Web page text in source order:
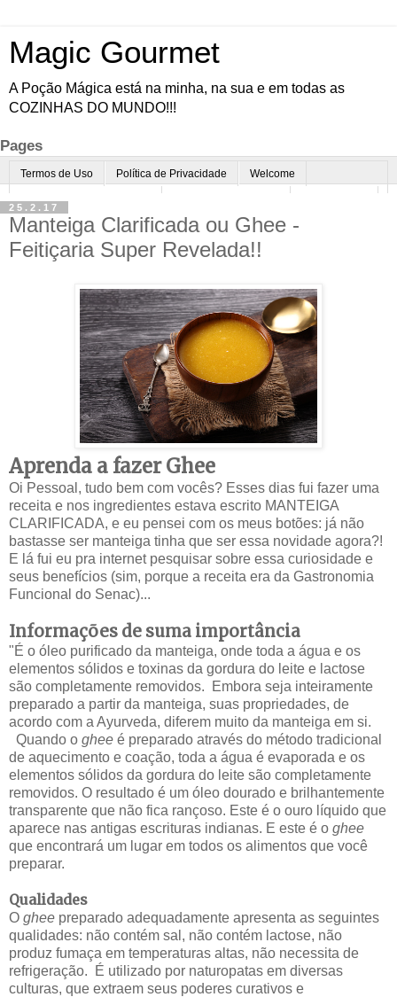
Magic Gourmet
A Poção Mágica está na minha, na sua e em todas as
COZINHAS DO MUNDO!!!
Pages
Termos de Uso Política de Privacidade Welcome
Quem é o Magic Gourmet?
Enoturismo Minha Cozinha Dicas da vovó Mais
Parcerias Contato
25.2.17
Manteiga Clarificada ou Ghee -
Feitiçaria Super Revelada!!
Aprenda a fazer Ghee
Oi Pessoal, tudo bem com vocês? Esses dias fui fazer uma
receita e nos ingredientes estava escrito MANTEIGA
CLARIFICADA, e eu pensei com os meus botões: já não
bastasse ser manteiga tinha que ser essa novidade agora?!
E lá fui eu pra internet pesquisar sobre essa curiosidade e
seus benefícios (sim, porque a receita era da Gastronomia
Funcional do Senac)...
Informações de suma importância
"É o óleo purificado da manteiga, onde toda a água e os
elementos sólidos e toxinas da gordura do leite e lactose
são completamente removidos. Embora seja inteiramente
preparado a partir da manteiga, suas propriedades, de
acordo com a Ayurveda, diferem muito da manteiga em si.
Quando o ghee é preparado através do método tradicional
de aquecimento e coação, toda a água é evaporada e os
elementos sólidos da gordura do leite são completamente
removidos. O resultado é um óleo dourado e brilhantemente
transparente que não fica rançoso. Este é o ouro líquido que
aparece nas antigas escrituras indianas. E este é o ghee
que encontrará um lugar em todos os alimentos que você
preparar.
Qualidades
O ghee preparado adequadamente apresenta as seguintes
qualidades: não contém sal, não contém lactose, não
produz fumaça em temperaturas altas, não necessita de
refrigeração. É utilizado por naturopatas em diversas
culturas, que extraem seus poderes curativos e